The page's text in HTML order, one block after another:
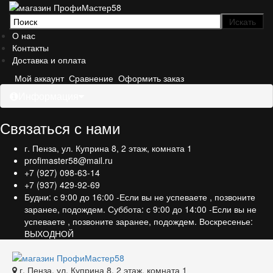
О нас
Контакты
Доставка и оплата
Мой аккаунт Сравнение Оформить заказ
Связаться с нами
г. Пенза, ул. Куприна 8, 2 этаж, комната 1
profimaster58@mail.ru
+7 (927) 098-63-14
+7 (937) 429-92-69
Будни: с 9:00 до 16:00 -Если вы не успеваете , позвоните
заранее, подождем. Суббота: с 9:00 до 14:00 -Если вы не
успеваете , позвоните заранее, подождем. Воскресенье:
ВЫХОДНОЙ
г. Пенза, ул. Куприна 8, 2 этаж, комната 1